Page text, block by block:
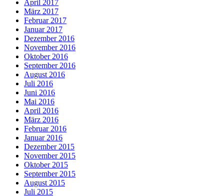
April 2017
März 2017
Februar 2017
Januar 2017
Dezember 2016
November 2016
Oktober 2016
September 2016
August 2016
Juli 2016
Juni 2016
Mai 2016
April 2016
März 2016
Februar 2016
Januar 2016
Dezember 2015
November 2015
Oktober 2015
September 2015
August 2015
Juli 2015